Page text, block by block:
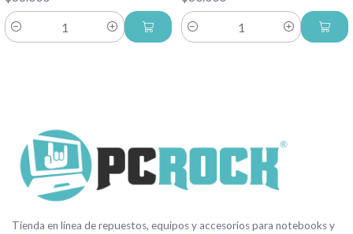
Cantidad Cantidad
Tienda en línea de repuestos, equipos y accesorios para notebooks y